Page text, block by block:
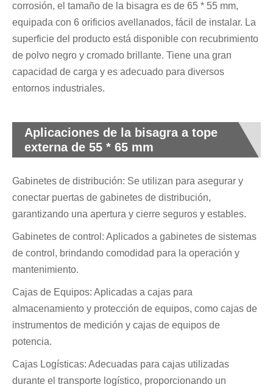
corrosión, el tamaño de la bisagra es de 65 * 55 mm,
equipada con 6 orificios avellanados, fácil de instalar. La
superficie del producto está disponible con recubrimiento
de polvo negro y cromado brillante. Tiene una gran
capacidad de carga y es adecuado para diversos
entornos industriales.
Aplicaciones de la bisagra a tope
externa de 55 * 65 mm
Gabinetes de distribución: Se utilizan para asegurar y
conectar puertas de gabinetes de distribución,
garantizando una apertura y cierre seguros y estables.
Gabinetes de control: Aplicados a gabinetes de sistemas
de control, brindando comodidad para la operación y
mantenimiento.
Cajas de Equipos: Aplicadas a cajas para
almacenamiento y protección de equipos, como cajas de
instrumentos de medición y cajas de equipos de
potencia.
Cajas Logísticas: Adecuadas para cajas utilizadas
durante el transporte logístico, proporcionando un